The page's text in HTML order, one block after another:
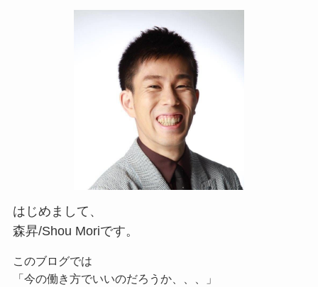
はじめまして、
森昇/Shou Moriです。
このブログでは
「今の働き方でいいのだろうか、、、」